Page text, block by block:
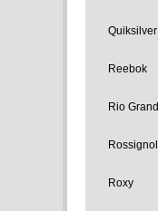
Quiksilver
Reebok
Rio
Rossignol
Roxy